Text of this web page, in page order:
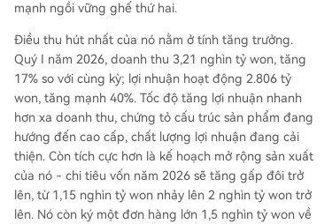
mạnh ngồi vững ghế thứ hai.
Điều thu hút nhất của nó nằm ở tính tăng trưởng.
Quý I năm 2026, doanh thu 3,21 nghìn tỷ won, tăng
17% so với cùng kỳ; lợi nhuận hoạt động 2.806 tỷ
won, tăng mạnh 40%. Tốc độ tăng lợi nhuận nhanh
hơn xa doanh thu, chứng tỏ cấu trúc sản phẩm đang
hướng đến cao cấp, chất lượng lợi nhuận đang cải
thiện. Còn tích cực hơn là kế hoạch mở rộng sản xuất
của nó - chi tiêu vốn năm 2026 sẽ tăng gấp đôi trở
lên, từ 1,15 nghìn tỷ won nhảy lên 2 nghìn tỷ won trở
lên. Nó còn ký một đơn hàng lớn 1,5 nghìn tỷ won về